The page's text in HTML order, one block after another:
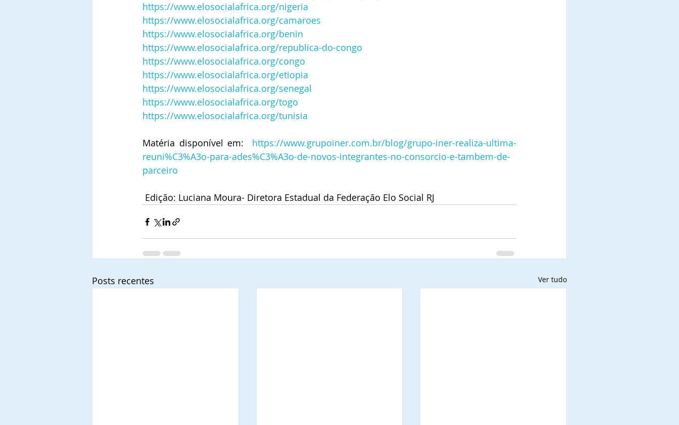
https://www.elosocialafrica.org/nigeria
https://www.elosocialafrica.org/camaroes
https://www.elosocialafrica.org/benin
https://www.elosocialafrica.org/republica-do-congo
https://www.elosocialafrica.org/congo
https://www.elosocialafrica.org/etiopia
https://www.elosocialafrica.org/senegal
https://www.elosocialafrica.org/togo
https://www.elosocialafrica.org/tunisia
Matéria disponível em: https://www.grupoiner.com.br/blog/grupo-iner-realiza-ultima-
reuni%C3%A3o-para-ades%C3%A3o-de-novos-integrantes-no-consorcio-e-tambem-de-
parceiro
Edição: Luciana Moura- Diretora Estadual da Federação Elo Social RJ
Posts recentes Ver tudo